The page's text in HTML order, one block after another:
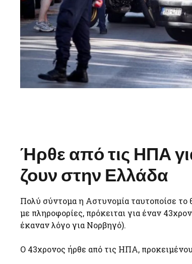
Ήρθε από τις ΗΠΑ
ζουν στην Ελλάδα
Πολύ σύντομα η Αστυνομία ταυτοποίσε
με πληροφορίες, πρόκειται για έναν
έκαναν λόγο για Νορβηγό).
Ο 43χρονος ήρθε από τις ΗΠΑ,